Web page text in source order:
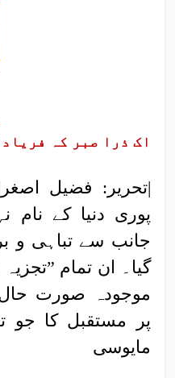
اک ذرا صبر کہ
پوری دنیا کے نام
جانب سے تباہی و
گیا۔ ان تمام
موجودہ صورت حال
پر مستقبل کا جو
مایوسی